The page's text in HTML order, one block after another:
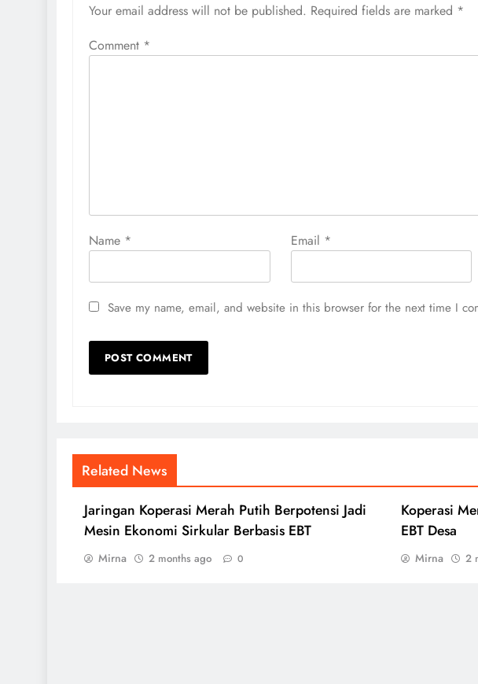
Your email address will not be published. Required fields are marked *
Comment *
Name * Email *
Save my name, email, and website in this browser for the next time I
Related News
Jaringan Koperasi Merah Putih Berpotensi Jadi
Mesin Ekonomi Sirkular Berbasis EBT
Mirna 2 months ago 0
Koperasi
EBT Desa
Mirna 2